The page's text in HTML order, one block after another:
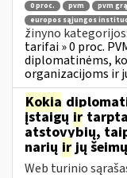
0 proc. pvm pvm
europos sąjungos
žinyno kategorijos:
tarifai » 0 proc.
diplomatinėms,
organizacijoms ir
Kokia
įstaigų ir
atstovybių,
narių irjų
Web turinio